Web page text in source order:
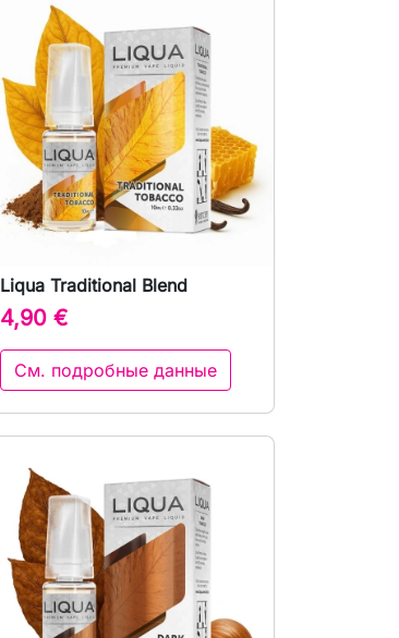
 Быстрый просмотр
Liqua Traditional Blend
4,90 €
См. подробные данные